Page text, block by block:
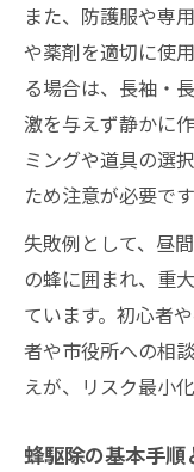
蜂駆除に
蜂駆除
蜂駆除を
蜂駆除で
また、防護服や専
や薬剤を適切に使
る場合は、長袖・
激を与えず静かに
ミングや道具の選
ため注意が必要です
失敗例として、昼
の蜂に囲まれ、重
ています。初心者
者や市役所への相
えが、リスク最小
蜂駆除の基本手順